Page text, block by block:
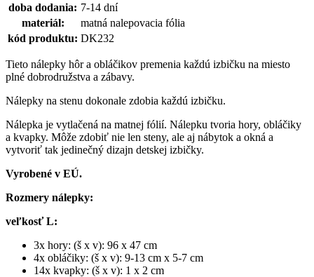
doba dodania: 7-14 dní
materiál:
matná nalepovacia fólia
kód produktu: DK232
Tieto nálepky hôr a obláčikov premenia každú izbičku na miesto
plné dobrodružstva a zábavy.
Nálepky na stenu dokonale zdobia každú izbičku.
Nálepka je vytlačená na matnej fólií. Nálepku tvoria hory, obláčiky
a kvapky. Môže zdobiť nie len steny, ale aj nábytok a okná a
vytvoriť tak jedinečný dizajn detskej izbičky.
Vyrobené v EÚ.
Rozmery nálepky:
veľkosť L:
3x hory: (š x v): 96 x 47 cm
4x obláčiky: (š x v): 9-13 cm x 5-7 cm
14x kvapky: (š x v): 1 x 2 cm